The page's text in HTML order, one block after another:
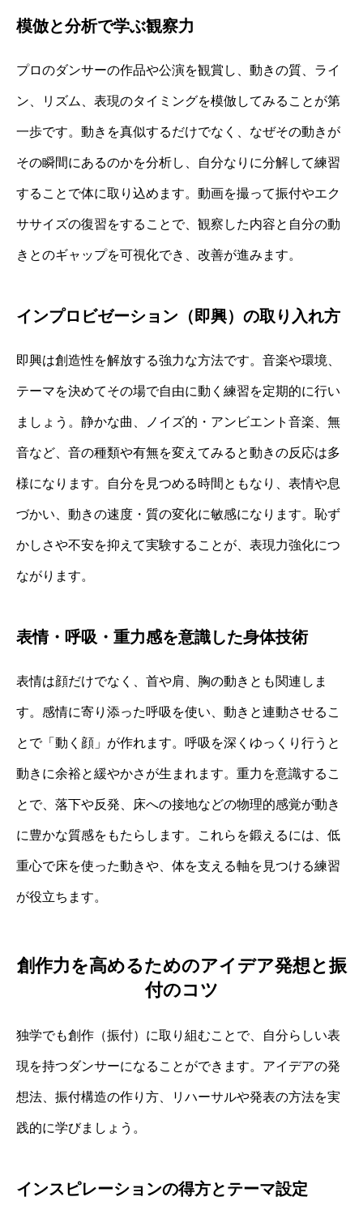
模倣と分析で学ぶ観察力
プロのダンサーの作品や公演を観賞し、動きの質、ライ
ン、リズム、表現のタイミングを模倣してみることが第
一歩です。動きを真似するだけでなく、なぜその動きが
その瞬間にあるのかを分析し、自分なりに分解して練習
することで体に取り込めます。動画を撮って振付やエク
ササイズの復習をすることで、観察した内容と自分の動
きとのギャップを可視化でき、改善が進みます。
インプロビゼーション（即興）の取り入れ方
即興は創造性を解放する強力な方法です。音楽や環境、
テーマを決めてその場で自由に動く練習を定期的に行い
ましょう。静かな曲、ノイズ的・アンビエント音楽、無
音など、音の種類や有無を変えてみると動きの反応は多
様になります。自分を見つめる時間ともなり、表情や息
づかい、動きの速度・質の変化に敏感になります。恥ず
かしさや不安を抑えて実験することが、表現力強化につ
ながります。
表情・呼吸・重力感を意識した身体技術
表情は顔だけでなく、首や肩、胸の動きとも関連しま
す。感情に寄り添った呼吸を使い、動きと連動させるこ
とで「動く顔」が作れます。呼吸を深くゆっくり行うと
動きに余裕と緩やかさが生まれます。重力を意識するこ
とで、落下や反発、床への接地などの物理的感覚が動き
に豊かな質感をもたらします。これらを鍛えるには、低
重心で床を使った動きや、体を支える軸を見つける練習
が役立ちます。
創作力を高めるためのアイデア発想と振
付のコツ
独学でも創作（振付）に取り組むことで、自分らしい表
現を持つダンサーになることができます。アイデアの発
想法、振付構造の作り方、リハーサルや発表の方法を実
践的に学びましょう。
インスピレーションの得方とテーマ設定